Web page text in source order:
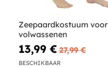
Zeepaardkostuum voor
volwassenen
13,99 € 27,99 €
BESCHIKBAAR